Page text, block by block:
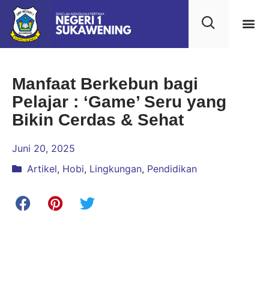
Manfaat Berkebun bagi
Pelajar : ‘Game’ Seru yang
Bikin Cerdas & Sehat
Juni 20, 2025
Artikel, Hobi, Lingkungan, Pendidikan